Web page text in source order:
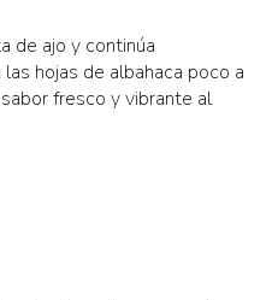
de ajo y continúa
hojas de albahaca poco a
fresco y vibrante al